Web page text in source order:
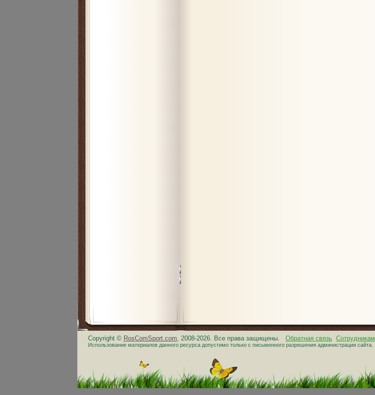
Copyright © RosComSport.com, 2008-2026. Все права защищены. Обратная связь Сотрудникам
Использование материалов данного ресурса допустимо только с письменного разрешения администрации сайта.